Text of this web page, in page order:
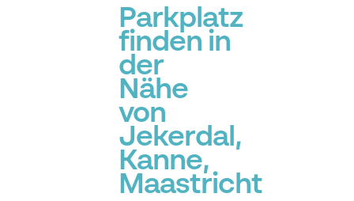
Parkplatz
finden in
der
Nähe
von
Jekerdal,
Kanne,
Maastricht